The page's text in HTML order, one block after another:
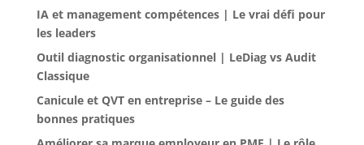
IA et management compétences | Le vrai défi pour
les leaders
Outil diagnostic organisationnel | LeDiag vs Audit
Classique
Canicule et QVT en entreprise – Le guide des
bonnes pratiques